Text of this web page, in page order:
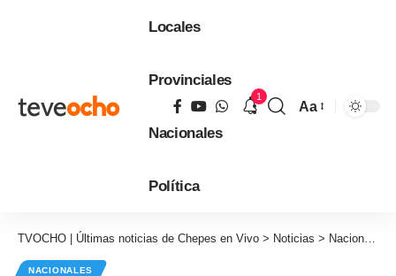
Locales
Provinciales
Nacionales
Política
1
Aa
TVOCHO | Últimas noticias de Chepes en Vivo > Noticias > Nacionales
NACIONALES